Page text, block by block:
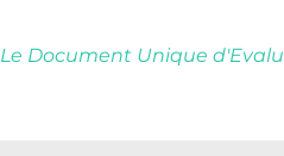
Le Document Unique